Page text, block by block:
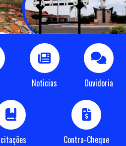
Noticias Ouvidoria
Contra-Cheque